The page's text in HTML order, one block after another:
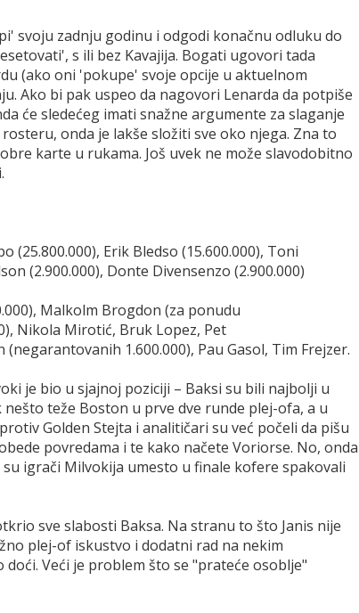
svoju zadnju godinu i odgodi konačnu odluku do
s ili bez Kavajija. Bogati ugovori tada
(ako oni 'pokupe' svoje opcije u aktuelnom
Ako bi pak uspeo da nagovori Lenarda da potpiše
će sledećeg imati snažne argumente za slaganje
onda je lakše složiti sve oko njega. Zna to
karte u rukama. Još uvek ne može slavodobitno
(25.800.000), Erik Bledso (15.600.000), Toni
(2.900.000), Donte Divensenzo (2.900.000)
Malkolm Brogdon (za ponudu
Nikola Mirotić, Bruk Lopez, Pet
1.600.000), Pau Gasol, Tim Frejzer.
je bio u sjajnoj poziciji – Baksi su bili najbolji u
teže Boston u prve dve runde plej-ofa, a u
Golden Stejta i analitičari su već počeli da pišu
povredama i te kako načete Voriorse. No, onda
igrači Milvokija umesto u finale kofere spakovali
sve slabosti Baksa. Na stranu to što Janis nije
plej-of iskustvo i dodatni rad na nekim
Veći je problem što se "prateće osoblje"